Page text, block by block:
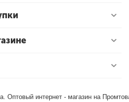
Оптовый интернет - магазин на